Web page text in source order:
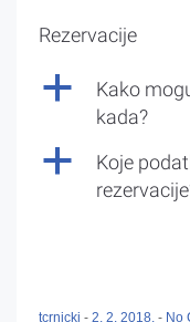
Rezervacije
a
Kako
kada?
a
Koje
tcrnicki - 2. 2. 2018. - No